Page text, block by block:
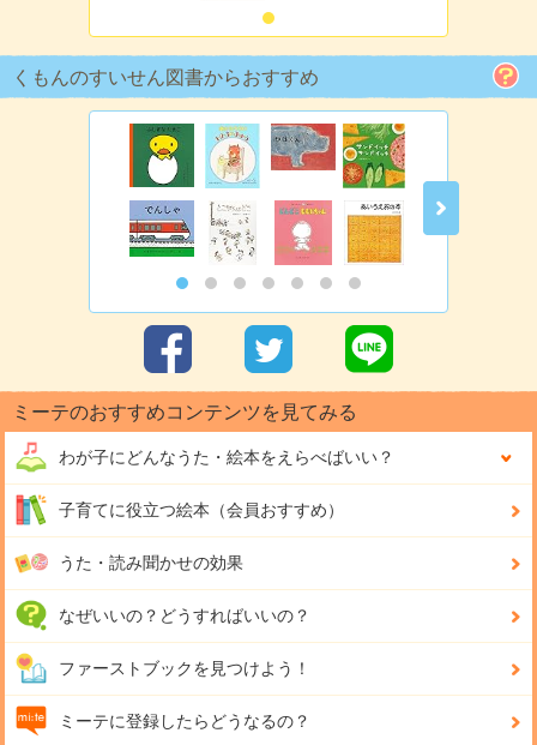
くもんのすいせん図書からおすすめ
ミーテのおすすめコンテンツを見てみる
わが子にどんなうた・絵本をえらべばいい？
子育てに役立つ絵本（会員おすすめ）
うた・読み聞かせの効果
なぜいいの？どうすればいいの？
ファーストブックを見つけよう！
ミーテに登録したらどうなるの？